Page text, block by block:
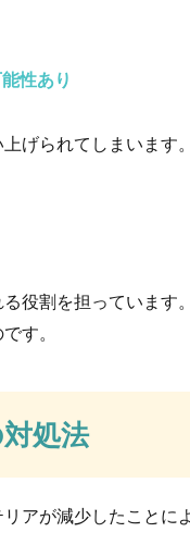
お散歩をさせたい場合、月齢的に
み取りにオススメな対
いたり、ソールのゴム部分が黄
いてくると気になるイヤ～な臭
性あり
げられてしまいます
役割を担っています
す。
処法
アが減少したことに